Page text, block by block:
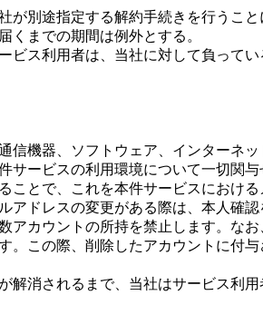
別途指定する解約手続きを行うこ
くまでの期間は例外とする。
ス利用者は、当社に対して負って
機器、ソフトウェア、インターネ
ービスの利用環境について一切関与
とで、これを本件サービスにおけ
ドレスの変更がある際は、本人確
カウントの所持を禁止します。な
この際、削除したアカウントに付
消されるまで、当社はサービス利